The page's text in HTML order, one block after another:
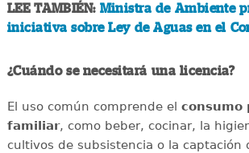
LEE TAMBIÉN: Ministra de Ambiente
iniciativa sobre Ley de Aguas en el
¿Cuándo se necesitará una licencia?
El uso común comprende el consumo
familiar, como beber, cocinar, la
cultivos de subsistencia o la captación